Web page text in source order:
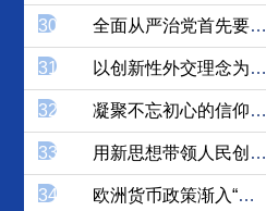
30 全面从严治党首先要从政治上看
31 以创新性外交理念为应对全球...
32 凝聚不忘初心的信仰力量
33 用新思想带领人民创造幸福美...
34 欧洲货币政策渐入“宽境”，...